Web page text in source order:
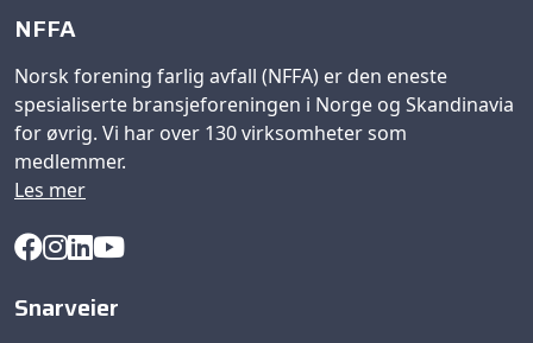
NFFA
Norsk forening farlig avfall (NFFA) er den eneste
spesialiserte bransjeforeningen i Norge og Skandinavia
for øvrig. Vi har over 130 virksomheter som
medlemmer.
Les mer
Snarveier